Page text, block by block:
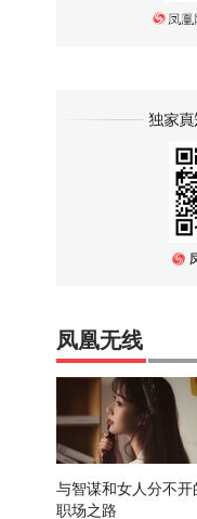
凤凰无线
与智谋和女人分不开
职场之路